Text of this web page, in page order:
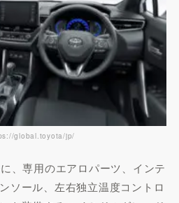
global.toyota/jp/
、専用のエアロパーツ、インテ
ソール、左右独立温度コントロ